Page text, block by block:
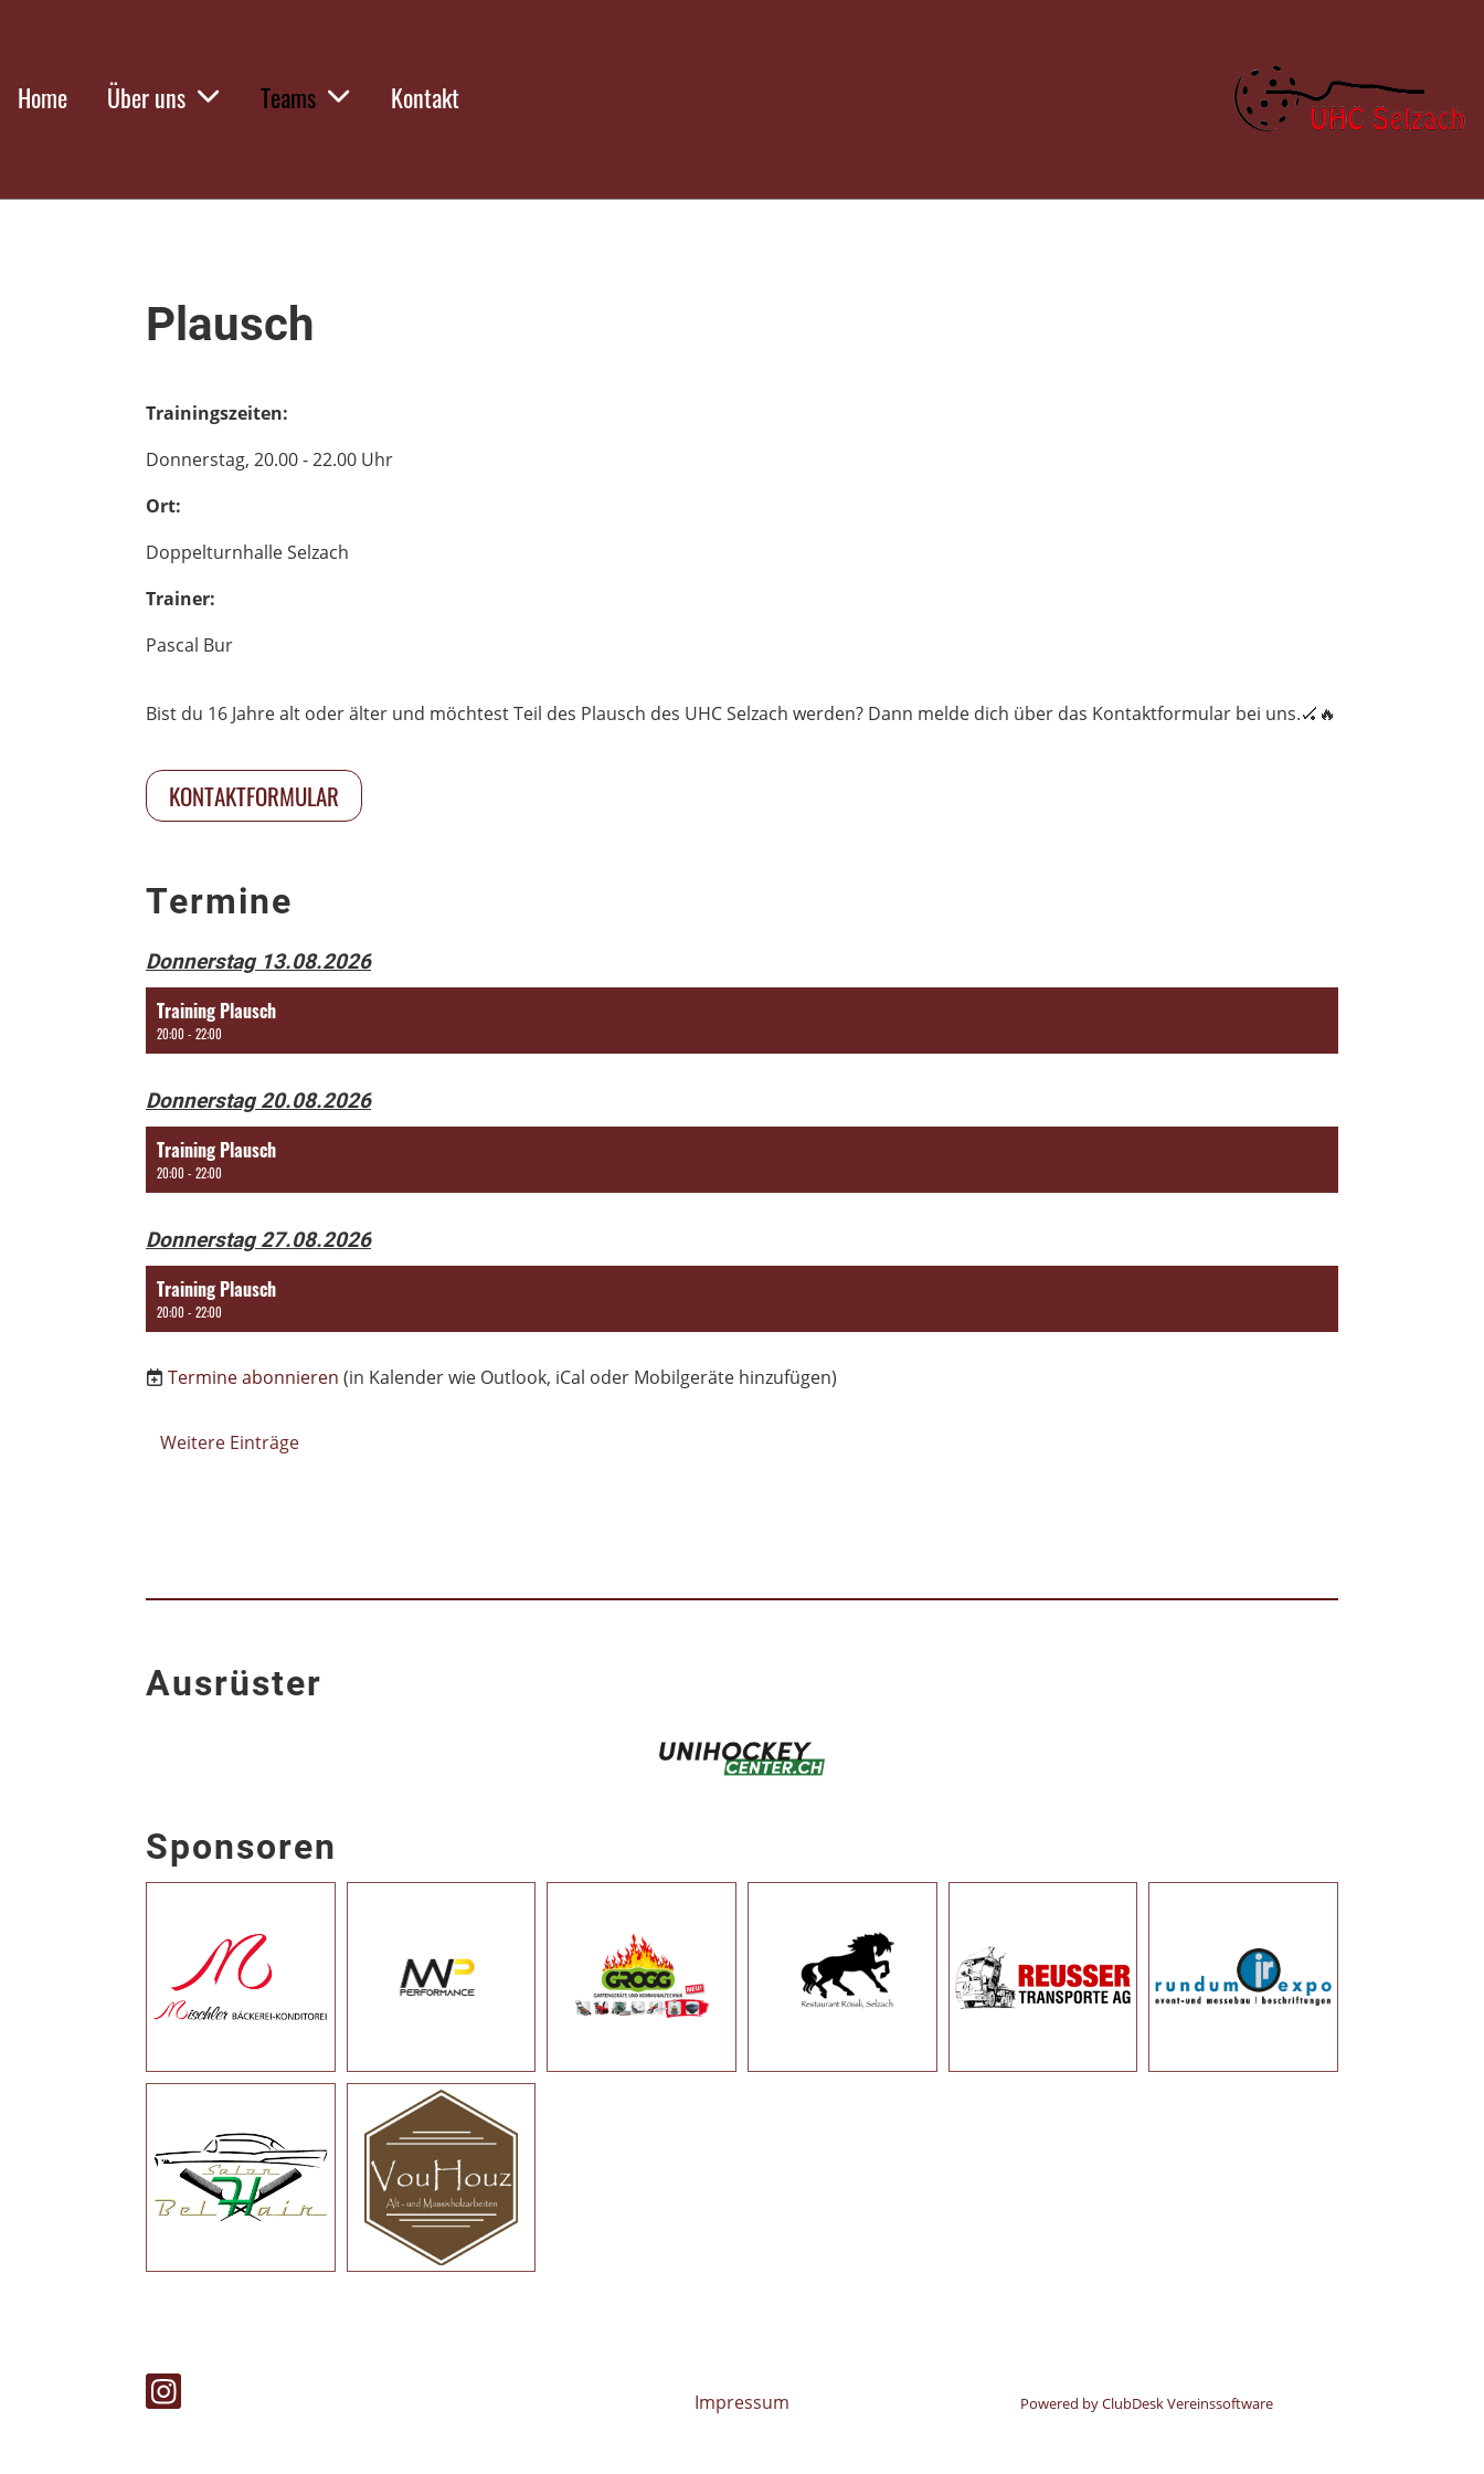
Home Über uns Teams Kontakt
Plausch
Trainingszeiten:
Donnerstag, 20.00 - 22.00 Uhr
Ort:
Doppelturnhalle Selzach
Trainer:
Pascal Bur
Bist du 16 Jahre alt oder älter und möchtest Teil des Plausch des UHC Selzach werden? Dann melde dich über das Kontaktformular bei uns.🏑🔥
KONTAKTFORMULAR
Termine
Donnerstag 13.08.2026
Training Plausch
20:00 - 22:00
Donnerstag 20.08.2026
Training Plausch
20:00 - 22:00
Donnerstag 27.08.2026
Training Plausch
20:00 - 22:00
Termine abonnieren (in Kalender wie Outlook, iCal oder Mobilgeräte hinzufügen)
Weitere Einträge
Ausrüster
Sponsoren
Impressum Powered by ClubDesk Vereinssoftware